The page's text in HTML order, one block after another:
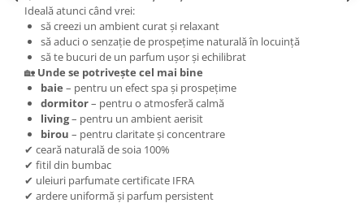
Ideală atunci când vrei:
să creezi un ambient curat și relaxant
să aduci o senzație de prospețime naturală în locuință
să te bucuri de un parfum ușor și echilibrat
🏡 Unde se potrivește cel mai bine
baie – pentru un efect spa și prospețime
dormitor– pentru o atmosferă calmă
living– pentru un ambient aerisit
birou – pentru claritate și concentrare
✔ ceară naturală de soia 100%
✔ fitil din bumbac
✔ uleiuri parfumate certificate IFRA
✔ ardere uniformă și parfum persistent